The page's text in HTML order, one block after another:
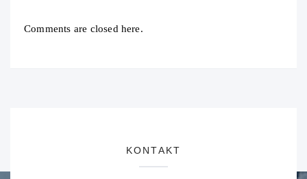
Comments are closed here.
KONTAKT